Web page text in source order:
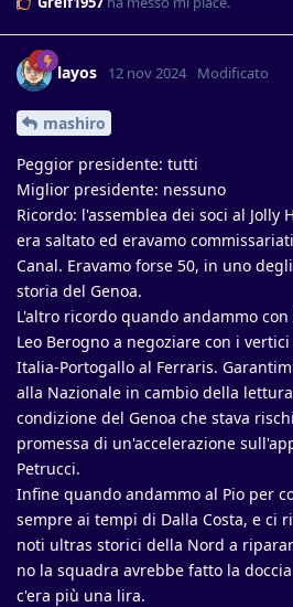
layos 12 nov 2024 Modificato
mashiro
Peggior presidente: tutti
Miglior presidente: nessuno
Ricordo: l'assemblea dei soci al Jolly
era saltato ed eravamo
Canal. Eravamo forse 50, in uno
storia del Genoa.
L'altro ricordo quando andammo con
Leo Berogno a negoziare con i
Italia-Portogallo al Ferraris.
alla Nazionale in cambio della
condizione del Genoa che stava
promessa di un'accelerazione
Petrucci.
Infine quando andammo al Pio per
sempre ai tempi di Dalla Costa, e ci
noti ultras storici della Nord a
no la squadra avrebbe fatto la
c'era più una lira.